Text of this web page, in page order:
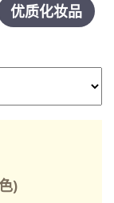
优质化妆品
)